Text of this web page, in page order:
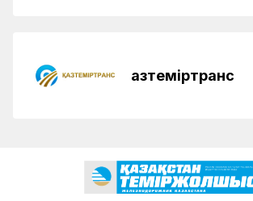
Қазтеміртранс